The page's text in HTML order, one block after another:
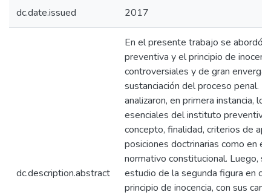
dc.date.issued 2017
dc.description.abstract
En el presente trabajo se abordó
preventiva y el principio de
controversiales y de gran
sustanciación del proceso penal.
analizaron, en primera instancia,
esenciales del instituto
concepto, finalidad, criterios de
posiciones doctrinarias como en el
normativo constitucional. Luego,
estudio de la segunda figura en
principio de inocencia, con sus